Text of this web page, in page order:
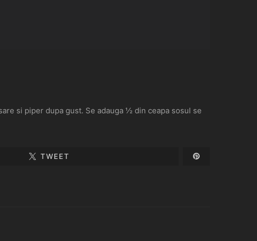
si piper dupa gust. Se adauga ½ din ceapa sosul se
TWEET